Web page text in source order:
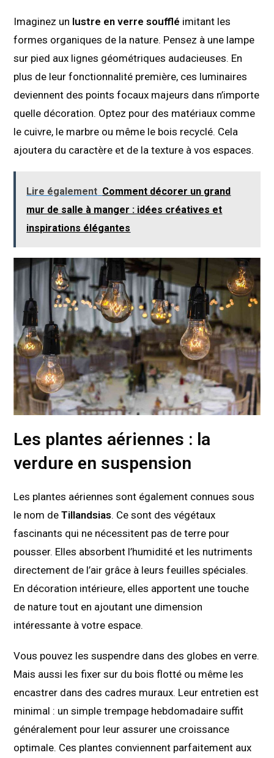
Imaginez un lustre en verre soufflé imitant les
formes organiques de la nature. Pensez à une lampe
sur pied aux lignes géométriques audacieuses. En
plus de leur fonctionnalité première, ces luminaires
deviennent des points focaux majeurs dans n’importe
quelle décoration. Optez pour des matériaux comme
le cuivre, le marbre ou même le bois recyclé. Cela
ajoutera du caractère et de la texture à vos espaces.
Lire également Comment décorer un grand
mur de salle à manger : idées créatives et
inspirations élégantes
Les plantes aériennes : la
verdure en suspension
Les plantes aériennes sont également connues sous
le nom deTillandsias. Ce sont des végétaux
fascinants qui ne nécessitent pas de terre pour
pousser. Elles absorbent l’humidité et les nutriments
directement de l’air grâce à leurs feuilles spéciales.
En décoration intérieure, elles apportent une touche
de nature tout en ajoutant une dimension
intéressante à votre espace.
Vous pouvez les suspendre dans des globes en verre.
Mais aussi les fixer sur du bois flotté ou même les
encastrer dans des cadres muraux. Leur entretien est
minimal : un simple trempage hebdomadaire suffit
généralement pour leur assurer une croissance
optimale. Ces plantes conviennent parfaitement aux